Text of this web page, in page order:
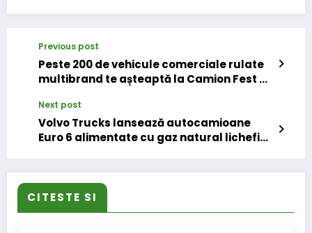
Previous post
Peste 200 de vehicule comerciale rulate
multibrand te așteaptă la Camion Fest –
Next post
Volvo Trucks lansează autocamioane
Euro 6 alimentate cu gaz natural lichefiat
CITESTE SI